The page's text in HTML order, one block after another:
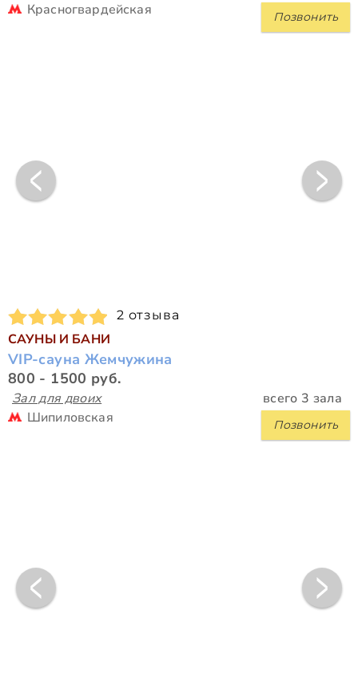
Позвонить
Красногвардейская
2 отзыва
САУНЫ И БАНИ
VIP-сауна Жемчужина
800 - 1500 руб.
Зал для двоих всего 3 зала
Позвонить
Шипиловская